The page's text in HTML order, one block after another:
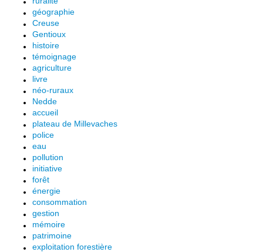
géographie
Creuse
Gentioux
histoire
témoignage
agriculture
livre
néo-ruraux
Nedde
accueil
plateau de Millevaches
police
eau
pollution
initiative
forêt
énergie
consommation
gestion
mémoire
patrimoine
exploitation forestière